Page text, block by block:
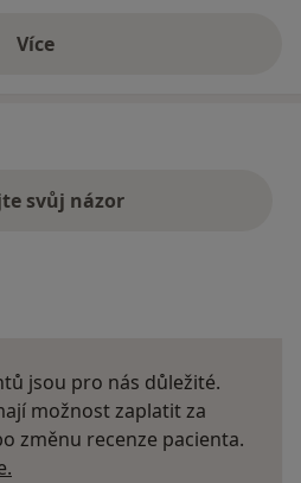
Víceo adrese
svůj názor
jsou pro nás důležité.
možnost zaplatit za
změnu recenze pacienta.